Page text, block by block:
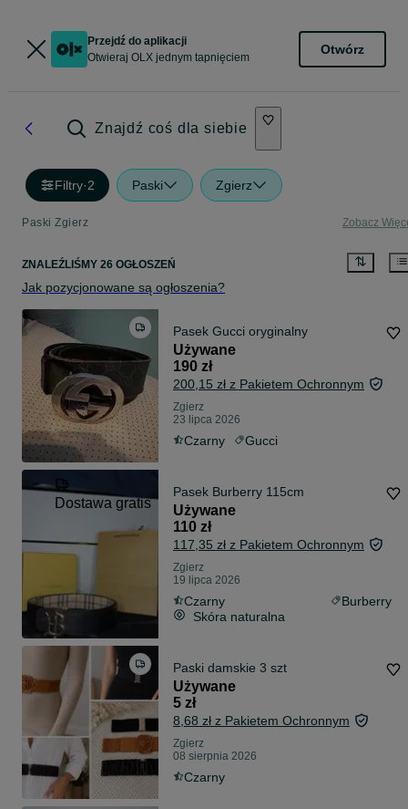
Przejdź do aplikacji
Otwieraj OLX jednym tapnięciem
Otwórz
Znajdź coś dla siebie
Filtry·2 Paski Zgierz
Paski Zgierz Zobacz
ZNALEŹLIŚMY 26 OGŁOSZEŃ
Jak pozycjonowane są ogłoszenia?
Pasek Gucci oryginalny
Używane
190 zł
200,15 zł z Pakietem Ochronnym
Zgierz
23 lipca 2026
Czarny Gucci
Dostawa gratis
Pasek Burberry 115cm
Używane
110 zł
117,35 zł z Pakietem Ochronnym
Zgierz
19 lipca 2026
Czarny
Burberry
Skóra naturalna
Paski damskie 3 szt
Używane
5 zł
8,68 zł z Pakietem Ochronnym
Zgierz
08 sierpnia 2026
Czarny